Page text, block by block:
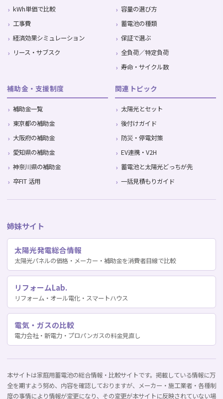
kWh単価で比較
工事費
経済効果シミュレーション
リース・サブスク
容量の選び方
蓄電池の種類
保証で選ぶ
全負荷／特定負荷
寿命・サイクル数
補助金・支援制度
補助金一覧
東京都の補助金
大阪府の補助金
愛知県の補助金
神奈川県の補助金
卒FIT 活用
関連トピック
太陽光とセット
後付けガイド
防災・停電対策
EV連携・V2H
蓄電池と太陽光どっちが先
一括見積もりガイド
姉妹サイト
太陽光発電総合情報
太陽光パネルの価格・メーカー・補助金を消費者目線で比較
リフォームLab.
リフォーム・オール電化・スマートハウス
電気・ガスの比較
電力会社・新電力・プロパンガスの料金見直し
本サイトは家庭用蓄電池の総合情報・比較サイトです。掲載している情報に万
全を期すよう努め、内容を確認しておりますが、メーカー・施工業者・各種制
度の事情により情報が変更になり、その変更が本サイトに反映されていない場